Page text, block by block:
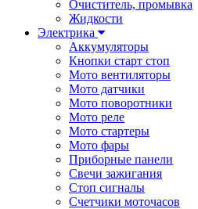
Очиститель, промывка
Жидкости
Электрика
Аккумуляторы
Кнопки старт стоп
Мото вентиляторы
Мото датчики
Мото поворотники
Мото реле
Мото стартеры
Мото фары
Приборные панели
Свечи зажигания
Стоп сигналы
Счетчики моточасов